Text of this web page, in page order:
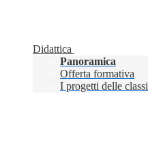
Didattica
Panoramica
Offerta formativa
I progetti delle classi